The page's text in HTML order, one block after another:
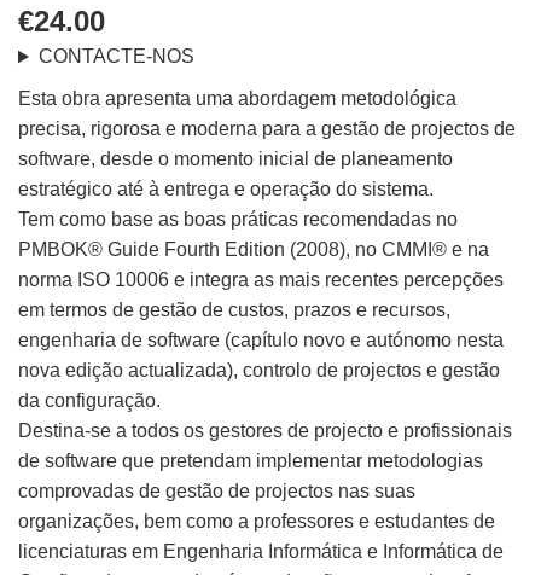
€24.00
CONTACTE-NOS
Esta obra apresenta uma abordagem metodológica
precisa, rigorosa e moderna para a gestão de projectos de
software, desde o momento inicial de planeamento
estratégico até à entrega e operação do sistema.
Tem como base as boas práticas recomendadas no
PMBOK® Guide Fourth Edition (2008), no CMMI® e na
norma ISO 10006 e integra as mais recentes percepções
em termos de gestão de custos, prazos e recursos,
engenharia de software (capítulo novo e autónomo nesta
nova edição actualizada), controlo de projectos e gestão
da configuração.
Destina-se a todos os gestores de projecto e profissionais
de software que pretendam implementar metodologias
comprovadas de gestão de projectos nas suas
organizações, bem como a professores e estudantes de
licenciaturas em Engenharia Informática e Informática de